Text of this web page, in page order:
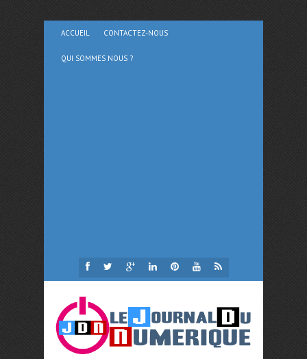
ACCUEIL CONTACTEZ-NOUS
QUI SOMMES NOUS ?